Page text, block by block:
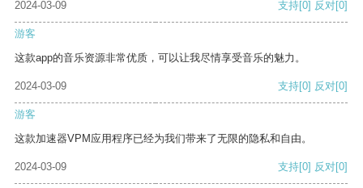
2024-03-09
支持[0] 反对[0]
游客
这款app的音乐资源非常优质，可以让我尽情享受音乐的魅力。
2024-03-09 支持[0] 反对[0]
游客
这款加速器VPM应用程序已经为我们带来了无限的隐私和自由。
2024-03-09 支持[0] 反对[0]